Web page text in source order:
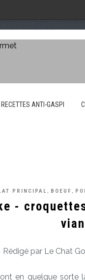
RECETTES ANTI-GASPI
PRINCIPAL , BOEUF ,
-
Rédigé par Le Chat
en quelque sorte